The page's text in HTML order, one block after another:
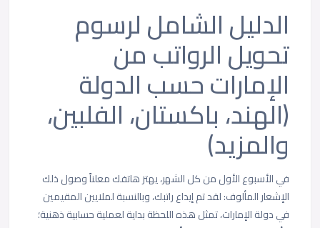
الدليل الشامل لرسوم
تحويل الرواتب من
الإمارات حسب الدولة
(الهند، باكستان، الفلبين،
والمزيد)
في الأسبوع الأول من كل الشهر، يهتز هاتفك معلناً وصول ذلك
الإشعار المألوف: لقد تم إيداع راتبك، وبالنسبة لملايين المقيمين
في دولة الإمارات، تمثل هذه اللحظة بداية لعملية حسابية ذهنية؛